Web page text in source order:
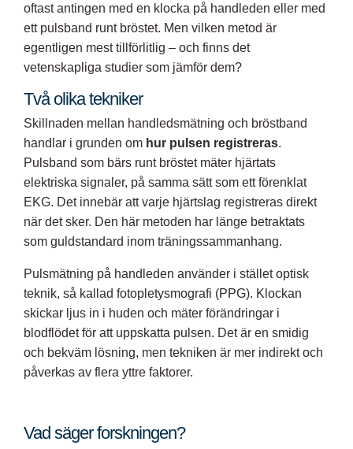
oftast antingen med en klocka på handleden eller med
ett pulsband runt bröstet. Men vilken metod är
egentligen mest tillförlitlig – och finns det
vetenskapliga studier som jämför dem?
Två olika tekniker
Skillnaden mellan handledsmätning och bröstband
handlar i grunden om hur pulsen registreras.
Pulsband som bärs runt bröstet mäter hjärtats
elektriska signaler, på samma sätt som ett förenklat
EKG. Det innebär att varje hjärtslag registreras direkt
när det sker. Den här metoden har länge betraktats
som guldstandard inom träningssammanhang.
Pulsmätning på handleden använder i stället optisk
teknik, så kallad fotopletysmografi (PPG). Klockan
skickar ljus in i huden och mäter förändringar i
blodflödet för att uppskatta pulsen. Det är en smidig
och bekväm lösning, men tekniken är mer indirekt och
påverkas av flera yttre faktorer.
Vad säger forskningen?